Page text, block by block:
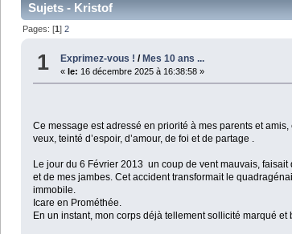
Sujets - Kristof
Pages: [1]2
1 Exprimez-vous ! / Mes 10 ans ...
«le: 16 décembre 2025 à 16:38:58 »
Ce message est adressé en priorité à mes parents et
veux, teinté d’espoir, d’amour, de foi et de partage .
Le jour du 6 Février 2013 un coup de vent mauvais,
et de mes jambes. Cet accident transformait le
immobile.
Icare en Prométhée.
En un instant, mon corps déjà tellement sollicité marqué